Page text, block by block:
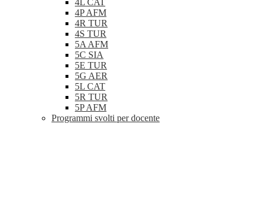
4L CAT
4P AFM
4R TUR
4S TUR
5A AFM
5C SIA
5E TUR
5G AER
5L CAT
5R TUR
5P AFM
Programmi svolti per docente